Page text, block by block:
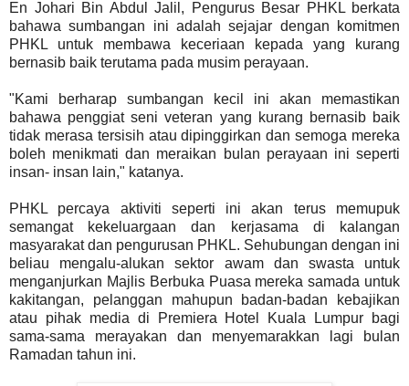
En Johari Bin Abdul Jalil, Pengurus Besar PHKL berkata
bahawa sumbangan ini adalah sejajar dengan komitmen
PHKL untuk membawa keceriaan kepada yang kurang
bernasib baik terutama pada musim perayaan.
"Kami berharap sumbangan kecil ini akan memastikan
bahawa penggiat seni veteran yang kurang bernasib baik
tidak merasa tersisih atau dipinggirkan dan semoga mereka
boleh menikmati dan meraikan bulan perayaan ini seperti
insan- insan lain," katanya.
PHKL percaya aktiviti seperti ini akan terus memupuk
semangat kekeluargaan dan kerjasama di kalangan
masyarakat dan pengurusan PHKL. Sehubungan dengan ini
beliau mengalu-alukan sektor awam dan swasta untuk
menganjurkan Majlis Berbuka Puasa mereka samada untuk
kakitangan, pelanggan mahupun badan-badan kebajikan
atau pihak media di Premiera Hotel Kuala Lumpur bagi
sama-sama merayakan dan menyemarakkan lagi bulan
Ramadan tahun ini.